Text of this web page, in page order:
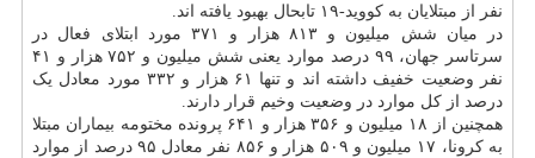
نفر از مبتلایان به کووید-۱۹ تابحال بهبود یافته اند.
در میان شش میلیون و ۸۱۳ هزار و ۳۷۱ مورد ابتلای فعال در
سرتاسر جهان، ۹۹ درصد موارد یعنی شش میلیون و ۷۵۲ هزار و ۴۱
نفر وضعیت خفیف داشته اند و تنها ۶۱ هزار و ۳۳۲ مورد معادل یک
درصد از کل موارد در وضعیت وخیم قرار دارند.
همچنین از ۱۸ میلیون و ۳۵۶ هزار و ۶۴۱ پرونده مختومه بیماران مبتلا
به کرونا، ۱۷ میلیون و ۵۰۹ هزار و ۸۵۶ نفر معادل ۹۵ درصد از موارد